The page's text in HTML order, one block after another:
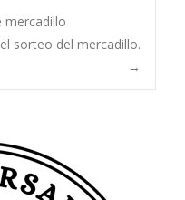
mercadillo
sorteo del mercadillo.
→